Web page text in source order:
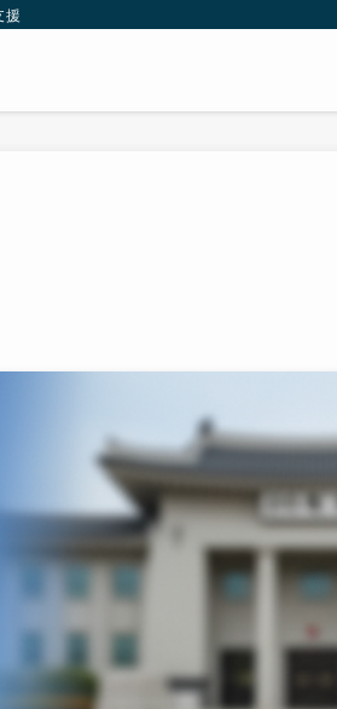
｜韓国法人設立｜輸出入支援｜